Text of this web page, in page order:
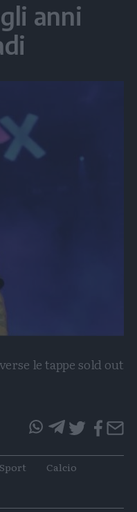
anni
le tappe sold out
articoloarticolo
Sport
Calcio